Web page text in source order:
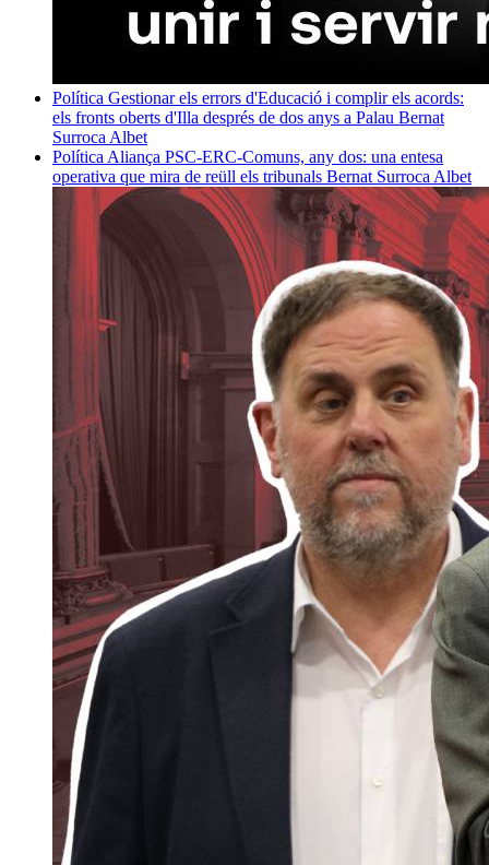
Política Gestionar els errors d'Educació i complir els acords:
els fronts oberts d'Illa després de dos anys a Palau Bernat
Surroca Albet
Política Aliança PSC-ERC-Comuns, any dos: una entesa
operativa que mira de reüll els tribunals Bernat Surroca Albet